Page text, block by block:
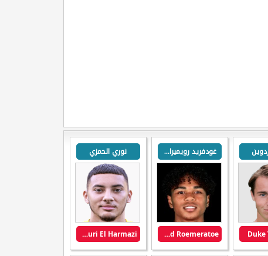
Duke
غودفريد رويميراتوي
Godfried Roemeratoe
نوري الحمزي
Nouri El Harmazi